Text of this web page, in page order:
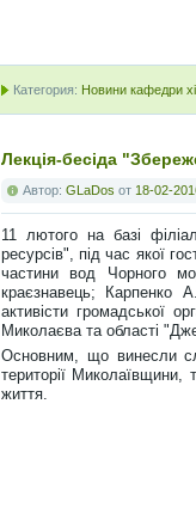
Категория: Новини кафедри
Лекція-бесіда
Автор: GLaDos от 18-02-
11 лютого на базі
ресурсів", під час якої
частини вод Чорного
краєзнавець; Карпенко
активісти громадської
Миколаєва та області
Основним, що винесли
території Миколаївщини,
життя.